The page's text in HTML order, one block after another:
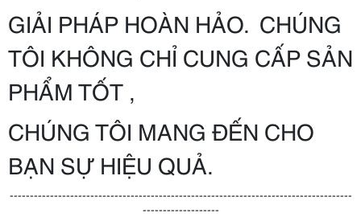
GIẢI PHÁP HOÀN HẢO. CHÚNG
TÔI KHÔNG CHỈ CUNG CẤP SẢN
PHẨM TỐT ,
CHÚNG TÔI MANG ĐẾN CHO
BẠN SỰ HIỆU QUẢ.
-------------------------------------------------------------------------------------
-------------------